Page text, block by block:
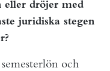
eller dröjer med
juridiska stegen
och